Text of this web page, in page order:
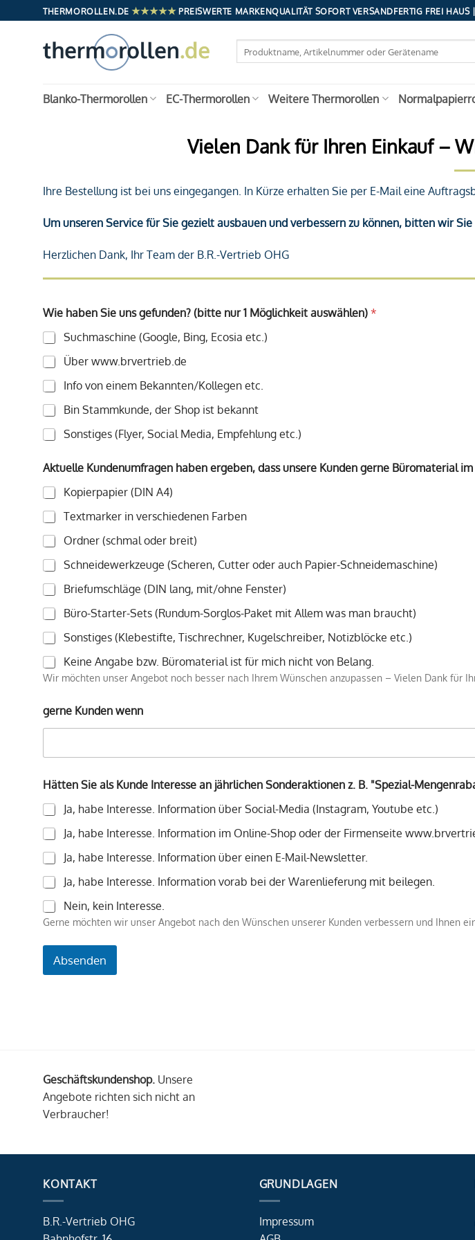
Inhalt
THERMOROLLEN.DE ★★★★★ PREISWERTE MARKENQUALITÄT SOFORT VERSANDFERTIG FREI HAUS
nach:
Blanko-Thermorollen EC-Thermorollen Weitere Thermorollen
Vielen Dank für Ihren Einkauf –
Ihre Bestellung ist bei uns eingegangen. In Kürze erhalten Sie per E-Mail eine
Um unseren Service für Sie gezielt ausbauen und verbessern zu können, bitten wir
Herzlichen Dank, Ihr Team der B.R.-Vertrieb OHG
Wie haben Sie uns gefunden? (bitte nur 1 Möglichkeit auswählen) *
Suchmaschine (Google, Bing, Ecosia etc.)
Über www.brvertrieb.de
Info von einem Bekannten/Kollegen etc.
Bin Stammkunde, der Shop ist bekannt
Sonstiges (Flyer, Social Media, Empfehlung etc.)
Aktuelle Kundenumfragen haben ergeben, dass unsere Kunden gerne Büromaterial
Kopierpapier (DIN A4)
Textmarker in verschiedenen Farben
Ordner (schmal oder breit)
Schneidewerkzeuge (Scheren, Cutter oder auch Papier-Schneidemaschine)
Briefumschläge (DIN lang, mit/ohne Fenster)
Büro-Starter-Sets (Rundum-Sorglos-Paket mit Allem was man braucht)
Sonstiges (Klebestifte, Tischrechner, Kugelschreiber, Notizblöcke etc.)
Keine Angabe bzw. Büromaterial ist für mich nicht von Belang.
Wir möchten unser Angebot noch besser nach Ihrem Wünschen anzupassen – Vielen Dank für
gerne Kunden wenn
Hätten Sie als Kunde Interesse an jährlichen Sonderaktionen z. B. "Spezial-
Ja, habe Interesse. Information über Social-Media (Instagram, Youtube etc.)
Ja, habe Interesse. Information im Online-Shop oder der Firmenseite
Ja, habe Interesse. Information über einen E-Mail-Newsletter.
Ja, habe Interesse. Information vorab bei der Warenlieferung mit beilegen.
Nein, kein Interesse.
Gerne möchten wir unser Angebot nach den Wünschen unserer Kunden verbessern und Ihnen
Absenden
Geschäftskundenshop. Unsere
Angebote richten sich nicht an
Verbraucher!
KONTAKT
B.R.-Vertrieb OHG
GRUNDLAGEN
Impressum